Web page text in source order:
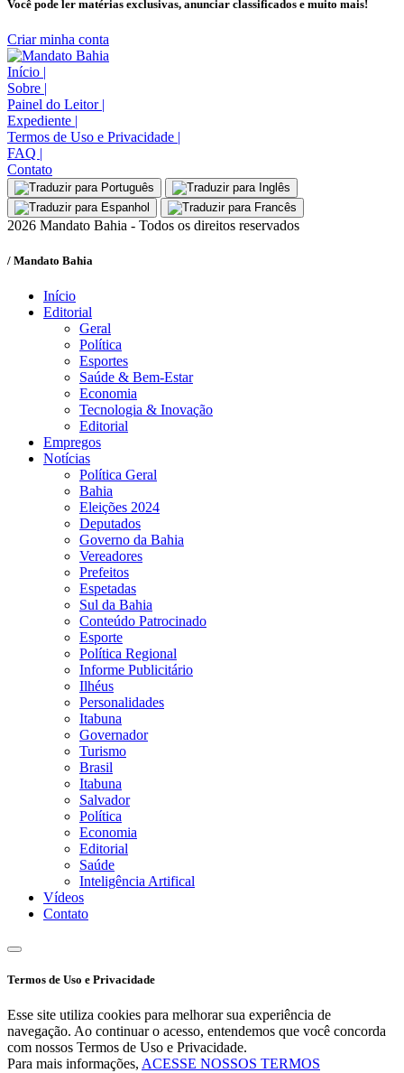
Você pode ler matérias exclusivas, anunciar classificados e muito mais!
Criar minha conta
Início |
Sobre |
Painel do Leitor |
Expediente |
Termos de Uso e Privacidade |
FAQ |
Contato
2026 Mandato Bahia - Todos os direitos reservados
/ Mandato Bahia
Início
Editorial
Geral
Política
Esportes
Saúde & Bem-Estar
Economia
Tecnologia & Inovação
Editorial
Empregos
Notícias
Política Geral
Bahia
Eleições 2024
Deputados
Governo da Bahia
Vereadores
Prefeitos
Espetadas
Sul da Bahia
Conteúdo Patrocinado
Esporte
Política Regional
Informe Publicitário
Ilhéus
Personalidades
Itabuna
Governador
Turismo
Brasil
Itabuna
Salvador
Política
Economia
Editorial
Saúde
Inteligência Artifical
Vídeos
Contato
Termos de Uso e Privacidade
Esse site utiliza cookies para melhorar sua experiência de
navegação. Ao continuar o acesso, entendemos que você concorda
com nossos Termos de Uso e Privacidade.
Para mais informações, ACESSE NOSSOS TERMOS